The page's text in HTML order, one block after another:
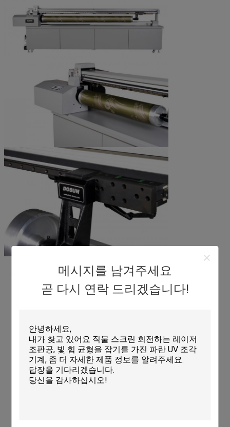
메시지를 남겨주세요
곧 다시 연락 드리겠습니다!